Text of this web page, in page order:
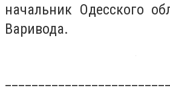
начальник Одесского
Варивода.